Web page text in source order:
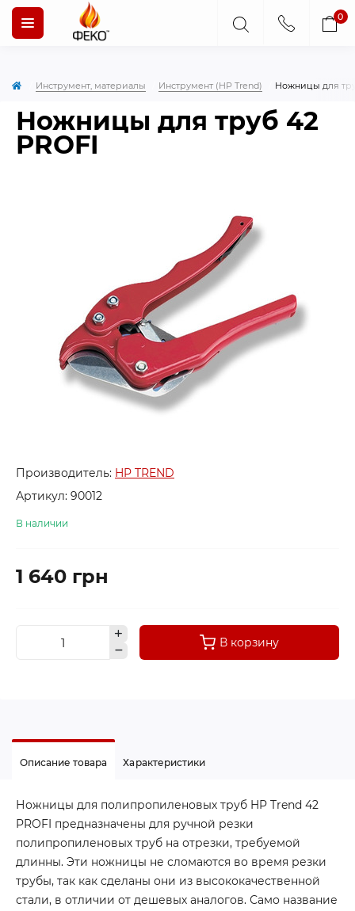
0
Инструмент, материалы Инструмент (HP Trend) Ножницы для
Ножницы для труб 42
PROFI
Производитель: HP TREND
Артикул: 90012
В наличии
1 640 грн
В корзину
Описание товара Характеристики
Ножницы для полипропиленовых труб HP Trend 42
PROFI предназначены для ручной резки
полипропиленовых труб на отрезки, требуемой
длинны. Эти ножницы не сломаются во время резки
трубы, так как сделаны они из высококачественной
стали, в отличии от дешевых аналогов. Само название